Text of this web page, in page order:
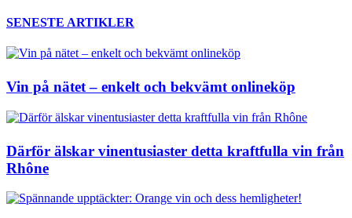
SENESTE ARTIKLER
Vin på nätet – enkelt och bekvämt onlineköp
Därför älskar vinentusiaster detta kraftfulla vin från
Rhône